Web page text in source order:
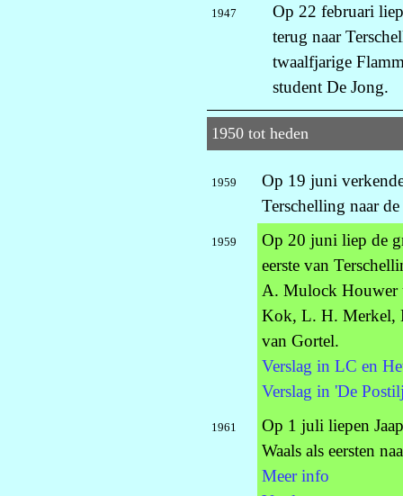
1947
Op 22 februari
terug naar
twaalfjarige
student De Jong.
1950 tot heden
1959
Op 19 juni
Terschelling naar
1959
Op 20 juni liep de
eerste van
A. Mulock Houwer
Kok, L. H. Merkel,
van Gortel.
Verslag in LC en
Verslag in 'De
1961
Op 1 juli liepen
Waals als eersten
Meer info